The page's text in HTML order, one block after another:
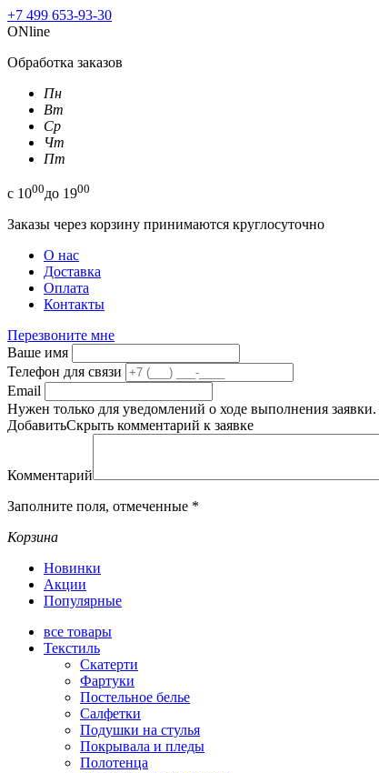
+7 499 653-93-30
ONline
Обработка заказов
Пн
Вт
Ср
Чт
Пт
с 1000до 1900
Заказы через корзину принимаются круглосуточно
О нас
Доставка
Оплата
Контакты
Перезвоните мне
Ваше имя
Телефон для связи
Email
Нужен только для уведомлений о ходе выполнения заявки.
ДобавитьСкрыть комментарий к заявке
Комментарий
Заполните поля, отмеченные *
Корзина
Новинки
Акции
Популярные
все товары
Текстиль
Скатерти
Фартуки
Постельное белье
Салфетки
Подушки на стулья
Покрывала и пледы
Полотенца